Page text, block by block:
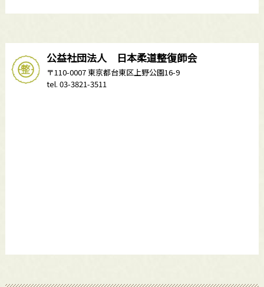
公益社団法人 日本柔道整復師会
〒110-0007 東京都台東区上野公園16-9
tel. 03-3821-3511